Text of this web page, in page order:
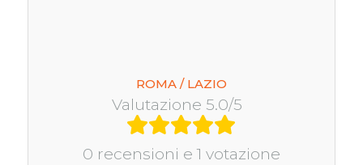
ROMA / LAZIO
Valutazione 5.0/5
0 recensioni e 1 votazione